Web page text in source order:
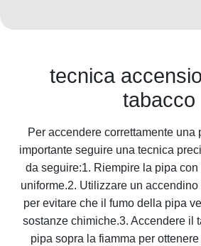
tecnica
tabacco
Per accendere correttamente una
importante seguire una tecnica
da seguire:1. Riempire la pipa
uniforme.2. Utilizzare un
per evitare che il fumo della pipa
sostanze chimiche.3. Accendere il
pipa sopra la fiamma per